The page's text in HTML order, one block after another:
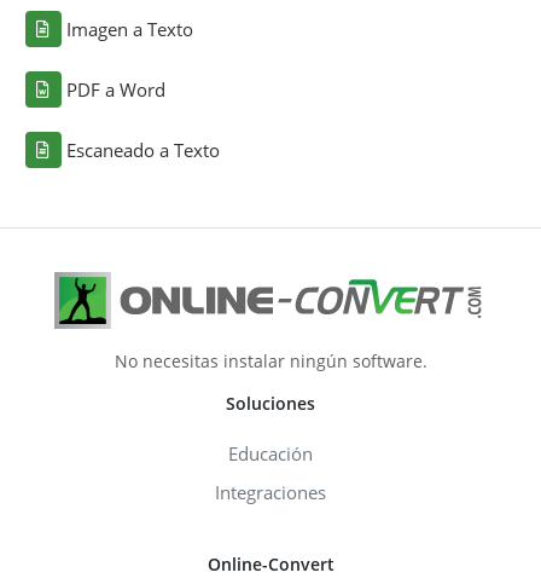
Imagen a Texto
PDF a Word
Escaneado a Texto
No necesitas instalar ningún software.
Soluciones
Educación
Integraciones
Online-Convert